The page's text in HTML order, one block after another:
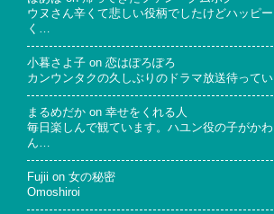
ウヌさん辛くて悲しい役柄でしたけどハッピ
く…
小暮さよ子 on 恋はぽろぽろ
カンウンタクの久しぶりのドラマ放送待って
まるめだか on 幸せをくれる人
毎日楽しんで観ています。ハユン役の子がか
ん…
Fujii on 女の秘密
Omoshiroi